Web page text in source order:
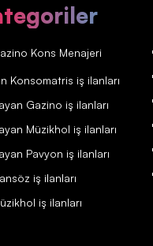
Kons Menajeri
Konsomatris iş ilanları
Gazino iş ilanları
Müzikhol iş ilanları
Pavyon iş ilanları
iş ilanları
iş ilanları